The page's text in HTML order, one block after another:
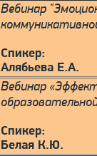
Вебинар
Спикер:
Алябьева Е.А.
Вебинар
Спикер:
Белая К.Ю.